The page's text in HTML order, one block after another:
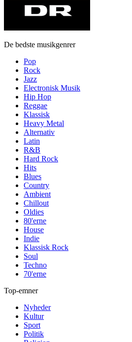
De bedste musikgenrer
Pop
Rock
Jazz
Electronisk Musik
Hip Hop
Reggae
Klassisk
Heavy Metal
Alternativ
Latin
R&B
Hard Rock
Hits
Blues
Country
Ambient
Chillout
Oldies
80'erne
House
Indie
Klassisk Rock
Soul
Techno
70'erne
Top-emner
Nyheder
Kultur
Sport
Politik